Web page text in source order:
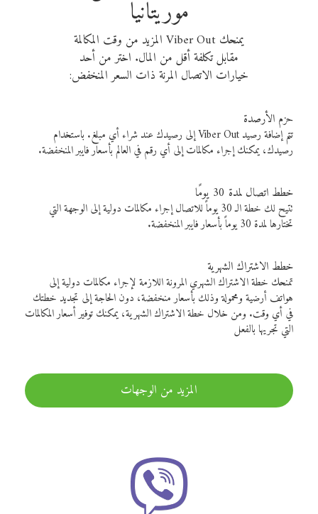
موريتانيا
يمنحك Viber Out المزيد من وقت المكالمة
مقابل تكلفة أقل من المال. اختر من أحد
خيارات الاتصال المرنة ذات السعر المنخفض:
حزم الأرصدة
تتم إضافة رصيد Viber Out إلى رصيدك عند شراء أي مبلغ. باستخدام
رصيدك، يمكنك إجراء مكالمات إلى أي رقم في العالم بأسعار فايبر المنخفضة.
خطط اتصال لمدة 30 يومًا
تتيح لك خطة الـ 30 يوماً للاتصال إجراء مكالمات دولية إلى الوجهة التي
تختارها لمدة 30 يوماً بأسعار فايبر المنخفضة.
خطط الاشتراك الشهرية
تمنحك خطة الاشتراك الشهري المرونة اللازمة لإجراء مكالمات دولية إلى
هواتف أرضية ومحمولة وذلك بأسعار منخفضة، دون الحاجة إلى تجديد خطتك
في أي وقت. ومن خلال خطة الاشتراك الشهرية، يمكنك توفير أسعار المكالمات
التي تجريها بالفعل
المزيد من الوجهات